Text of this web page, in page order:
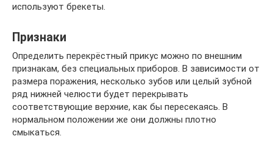
используют брекеты.
Признаки
Определить перекрёстный прикус можно по внешним
признакам, без специальных приборов. В зависимости от
размера поражения, несколько зубов или целый зубной
ряд нижней челюсти будет перекрывать
соответствующие верхние, как бы пересекаясь. В
нормальном положении же они должны плотно
смыкаться.